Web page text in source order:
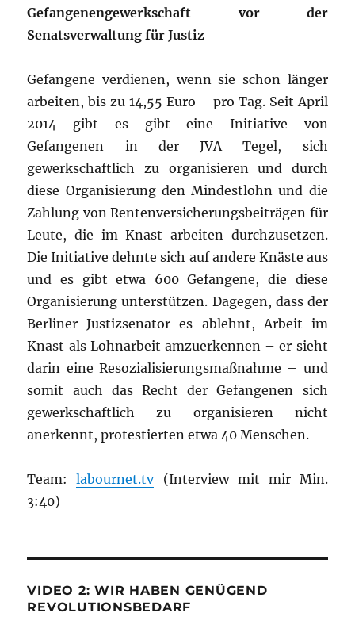
Gefangenengewerkschaft vor der
Senatsverwaltung für Justiz
Gefangene verdienen, wenn sie schon länger
arbeiten, bis zu 14,55 Euro – pro Tag. Seit April
2014 gibt es gibt eine Initiative von
Gefangenen in der JVA Tegel, sich
gewerkschaftlich zu organisieren und durch
diese Organisierung den Mindestlohn und die
Zahlung von Rentenversicherungsbeiträgen für
Leute, die im Knast arbeiten durchzusetzen.
Die Initiative dehnte sich auf andere Knäste aus
und es gibt etwa 600 Gefangene, die diese
Organisierung unterstützen. Dagegen, dass der
Berliner Justizsenator es ablehnt, Arbeit im
Knast als Lohnarbeit amzuerkennen – er sieht
darin eine Resozialisierungsmaßnahme – und
somit auch das Recht der Gefangenen sich
gewerkschaftlich zu organisieren nicht
anerkennt, protestierten etwa 40 Menschen.
Team:labournet.tv(Interview mit mir Min.
3:40)
VIDEO 2: WIR HABEN GENÜGEND
REVOLUTIONSBEDARF